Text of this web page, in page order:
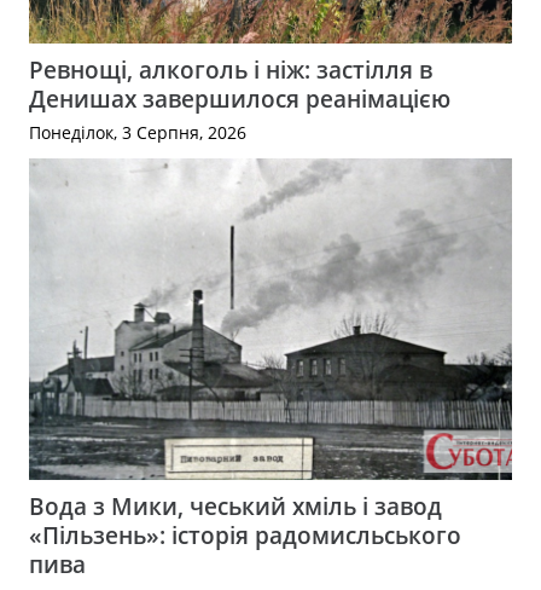
Ревнощі, алкоголь і ніж: застілля в
Денишах завершилося реанімацією
Понеділок, 3 Серпня, 2026
Вода з Мики, чеський хміль і завод
«Пільзень»: історія радомисльського
пива